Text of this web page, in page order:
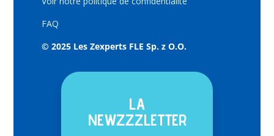
FAQ
© 2025 Les Zexperts FLE Sp. z O.O.
LA
NEWZZZLETTER